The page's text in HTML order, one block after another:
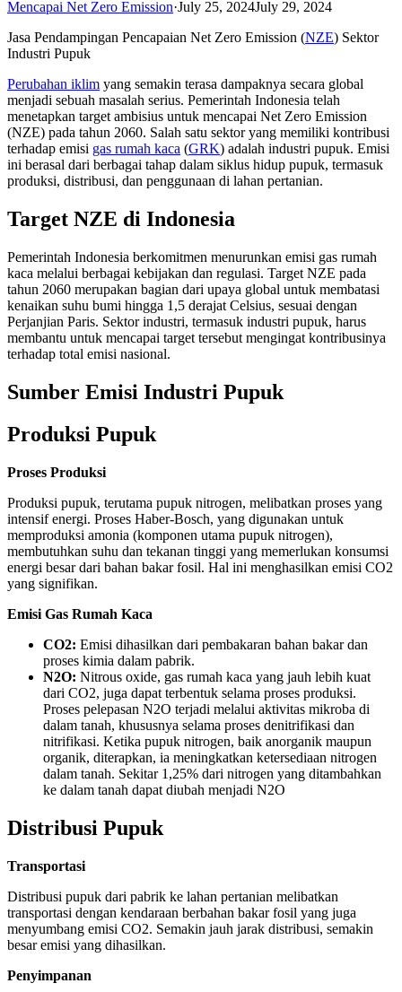
Mencapai Net Zero Emission·July 25, 2024July 29, 2024
Jasa Pendampingan Pencapaian Net Zero Emission (NZE) Sektor
Industri Pupuk
Perubahan iklim yang semakin terasa dampaknya secara global
menjadi sebuah masalah serius. Pemerintah Indonesia telah
menetapkan target ambisius untuk mencapai Net Zero Emission
(NZE) pada tahun 2060. Salah satu sektor yang memiliki kontribusi
terhadap emisi gas rumah kaca (GRK) adalah industri pupuk. Emisi
ini berasal dari berbagai tahap dalam siklus hidup pupuk, termasuk
produksi, distribusi, dan penggunaan di lahan pertanian.
Target NZE di Indonesia
Pemerintah Indonesia berkomitmen menurunkan emisi gas rumah
kaca melalui berbagai kebijakan dan regulasi. Target NZE pada
tahun 2060 merupakan bagian dari upaya global untuk membatasi
kenaikan suhu bumi hingga 1,5 derajat Celsius, sesuai dengan
Perjanjian Paris. Sektor industri, termasuk industri pupuk, harus
membantu untuk mencapai target tersebut mengingat kontribusinya
terhadap total emisi nasional.
Sumber Emisi Industri Pupuk
Produksi Pupuk
Proses Produksi
Produksi pupuk, terutama pupuk nitrogen, melibatkan proses yang
intensif energi. Proses Haber-Bosch, yang digunakan untuk
memproduksi amonia (komponen utama pupuk nitrogen),
membutuhkan suhu dan tekanan tinggi yang memerlukan konsumsi
energi besar dari bahan bakar fosil. Hal ini menghasilkan emisi CO2
yang signifikan.
Emisi Gas Rumah Kaca
CO2: Emisi dihasilkan dari pembakaran bahan bakar dan
proses kimia dalam pabrik.
N2O: Nitrous oxide, gas rumah kaca yang jauh lebih kuat
dari CO2, juga dapat terbentuk selama proses produksi.
Proses pelepasan N2O terjadi melalui aktivitas mikroba di
dalam tanah, khususnya selama proses denitrifikasi dan
nitrifikasi. Ketika pupuk nitrogen, baik anorganik maupun
organik, diterapkan, ia meningkatkan ketersediaan nitrogen
dalam tanah. Sekitar 1,25% dari nitrogen yang ditambahkan
ke dalam tanah dapat diubah menjadi N2O
Distribusi Pupuk
Transportasi
Distribusi pupuk dari pabrik ke lahan pertanian melibatkan
transportasi dengan kendaraan berbahan bakar fosil yang juga
menyumbang emisi CO2. Semakin jauh jarak distribusi, semakin
besar emisi yang dihasilkan.
Penyimpanan